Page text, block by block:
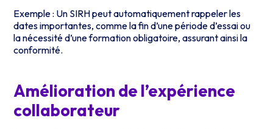
Exemple : Un SIRH peut automatiquement rappeler les
dates importantes, comme la fin d’une période d’essai ou
la nécessité d’une formation obligatoire, assurant ainsi la
conformité.
Amélioration de l’expérience
collaborateur